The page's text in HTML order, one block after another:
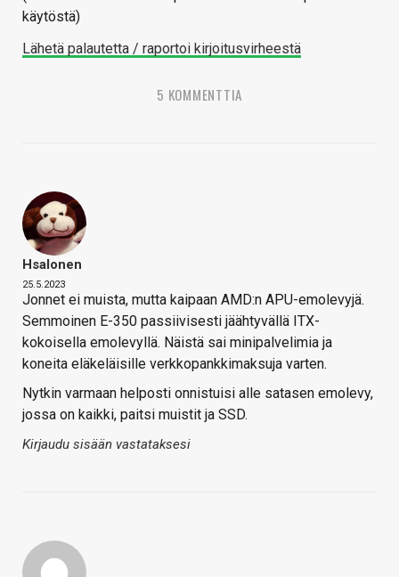
käytöstä)
Lähetä palautetta / raportoi kirjoitusvirheestä
5 KOMMENTTIA
Hsalonen
25.5.2023
Jonnet ei muista, mutta kaipaan AMD:n APU-emolevyjä.
Semmoinen E-350 passiivisesti jäähtyvällä ITX-
kokoisella emolevyllä. Näistä sai minipalvelimia ja
koneita eläkeläisille verkkopankkimaksuja varten.
Nytkin varmaan helposti onnistuisi alle satasen emolevy,
jossa on kaikki, paitsi muistit ja SSD.
Kirjaudu sisään vastataksesi